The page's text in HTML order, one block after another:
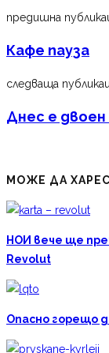
предишна
Кафе пауза
следваща
Днес е двоен
МОЖЕ ДА
НОИ вече ще
Revolut
Опасно горещо